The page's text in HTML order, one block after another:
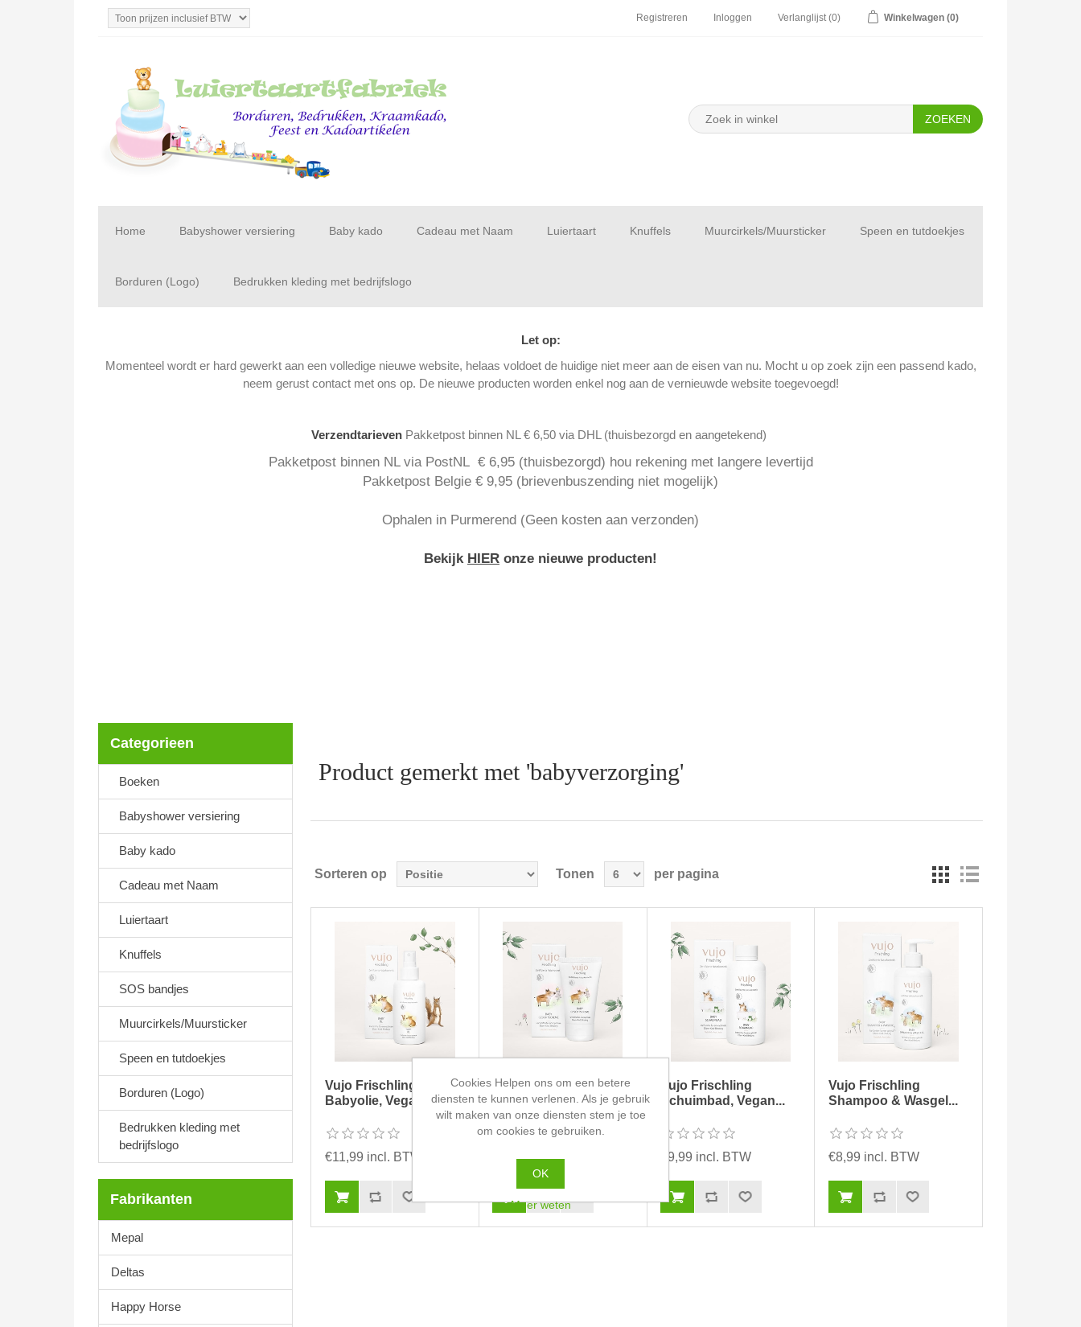
Registreren Inloggen Verlanglijst (0) Winkelwagen (0)
Home Babyshower versiering Baby kado Cadeau met Naam Luiertaart Knuffels Muurcirkels/Muursticker Speen en tutdoekjes
Borduren (Logo) Bedrukken kleding met bedrijfslogo
Let op:
Momenteel wordt er hard gewerkt aan een volledige nieuwe website, helaas voldoet de huidige niet meer aan de eisen van nu. Mocht u op zoek zijn een passend kado,
neem gerust contact met ons op. De nieuwe producten worden enkel nog aan de vernieuwde website toegevoegd!
Verzendtarieven Pakketpost binnen NL € 6,50 via DHL (thuisbezorgd en aangetekend)
Pakketpost binnen NL via PostNL € 6,95 (thuisbezorgd) hou rekening met langere levertijd
Pakketpost Belgie € 9,95 (brievenbuszending niet mogelijk)
Ophalen in Purmerend (Geen kosten aan verzonden)
Bekijk HIER onze nieuwe producten!
Categorieen
Boeken
Babyshower versiering
Baby kado
Cadeau met Naam
Luiertaart
Knuffels
SOS bandjes
Muurcirkels/Muursticker
Speen en tutdoekjes
Borduren (Logo)
Bedrukken kleding met
bedrijfslogo
Fabrikanten
Mepal
Deltas
Happy Horse
Product gemerkt met 'babyverzorging'
Sorteren op Tonen per pagina
Vujo Frischling
Babyolie, Vegan en...
€11,99 incl. BTW
Vujo Frischling
gezichtscreme...
€8,99 incl. BTW
Vujo Frischling
Schuimbad, Vegan...
€9,99 incl. BTW
Vujo Frischling
Shampoo & Wasgel...
€8,99 incl. BTW
Cookies Helpen ons om een betere
diensten te kunnen verlenen. Als je gebruik
wilt maken van onze diensten stem je toe
om cookies te gebruiken.
OK
Meer weten